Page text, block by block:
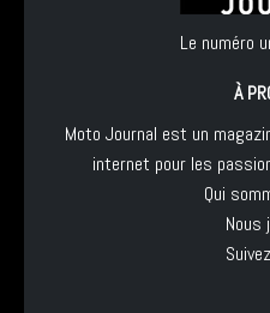
Le numéro
À
Moto Journal est un
internet pour les
Qui
Nous